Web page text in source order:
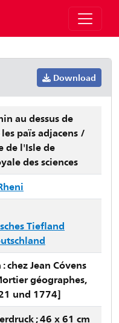
Download
au dessus de
païs adjacens /
de l'Isle de
des sciences
Tiefland
chez Jean Cóvens
géographes,
und 1774]
; 46 x 61 cm